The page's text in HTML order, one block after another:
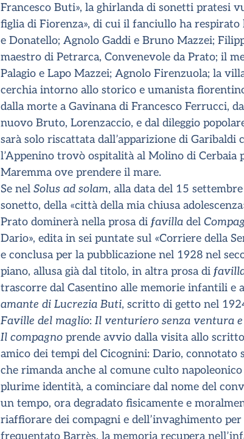
Francesco Buti», la ghirlanda di sonetti pratesi
figlia di Fiorenza», di cui il fanciullo ha
e Donatello; Agnolo Gaddi e Bruno Mazzei;
maestro di Petrarca, Convenevole da Prato; il
Palagio e Lapo Mazzei; Agnolo Firenzuola; la
cerchia intorno allo storico e umanista
dalla morte a Gavinana di Francesco Ferrucci,
nuovo Bruto, Lorenzaccio, e dal dileggio
sarà solo riscattata dall’apparizione di
l’Appenino trovò ospitalità al Molino di Cerbaia
Maremma ove prendere il mare.
Se nel Solus ad solam, alla data del 15
sonetto, della «città della mia chiusa
Prato dominerà nella prosa di favilla del
Dario», edita in sei puntate sul «Corriere della
e conclusa per la pubblicazione nel 1928 nel
piano, allusa già dal titolo, in altra prosa di
trascorre dal Casentino alle memorie infantili e
amante di Lucrezia Buti, scritto di getto nel
Faville del maglio: Il venturiero senza ventura
Il compagno prende avvio dalla visita allo
amico dei tempi del Cicognini: Dario, connotato
che rimanda anche al comune culto
plurime identità, a cominciare dal nome del
un tempo, ora degradato fisicamente e
riaffiorare dei compagni e dell’invaghimento
frequentato Barrès, la memoria recupera